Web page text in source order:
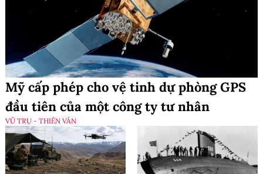
Mỹ cấp phép cho vệ tinh dự phòng GPS
đầu tiên của một công ty tư nhân
VŨ TRỤ - THIÊN VĂN